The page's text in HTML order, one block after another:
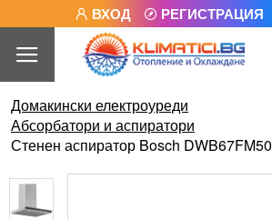
ВХОД РЕГИСТРАЦИЯ
Домакински електроуреди
Абсорбатори и аспиратори
Стенен аспиратор Bosch DWB67FM50